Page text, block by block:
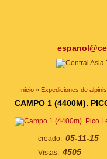
Inicio » Expediciones de
CAMPO 1 (4400M).
creado: 05-11-15
Vistas: 4505